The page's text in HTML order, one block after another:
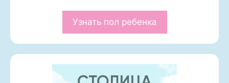
Узнать пол ребенка